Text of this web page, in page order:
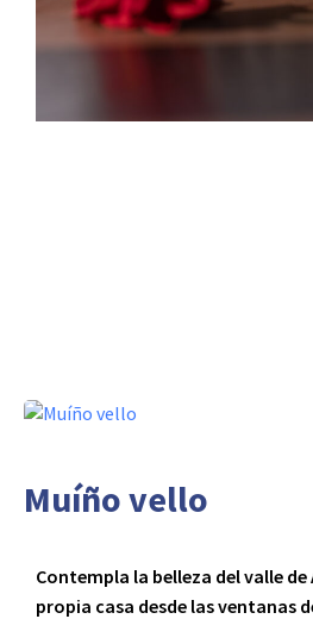
Muíño vello
Contempla la belleza del valle
propia casa desde las ventanas